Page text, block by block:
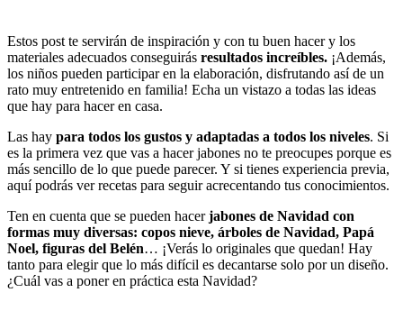
Estos post te servirán de inspiración y con tu buen hacer y los
materiales adecuados conseguirás resultados increíbles. ¡Además,
los niños pueden participar en la elaboración, disfrutando así de un
rato muy entretenido en familia! Echa un vistazo a todas las ideas
que hay para hacer en casa.
Las hay para todos los gustos y adaptadas a todos los niveles. Si
es la primera vez que vas a hacer jabones no te preocupes porque es
más sencillo de lo que puede parecer. Y si tienes experiencia previa,
aquí podrás ver recetas para seguir acrecentando tus conocimientos.
Ten en cuenta que se pueden hacerjabones de Navidad con
formas muy diversas: copos nieve, árboles de Navidad, Papá
Noel, figuras del Belén… ¡Verás lo originales que quedan! Hay
tanto para elegir que lo más difícil es decantarse solo por un diseño.
¿Cuál vas a poner en práctica esta Navidad?